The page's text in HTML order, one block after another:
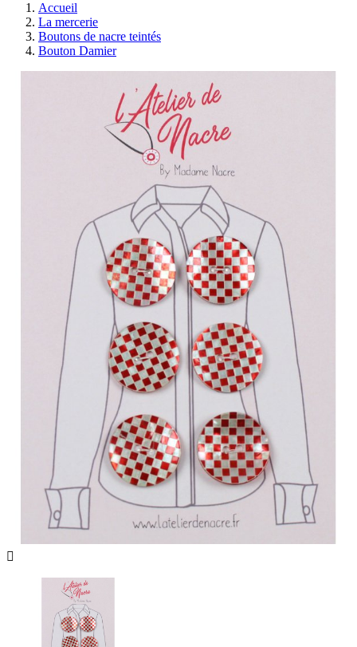
Accueil
La mercerie
Boutons de nacre teintés
Bouton Damier
